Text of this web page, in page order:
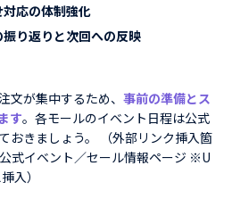
応の体制強化
り返りと次回への反映
文が集中するため、 事前の準備とス
す。各モールのイベント日程は公式
おきましょう。 （外部リンク挿入箇
式イベント／セール情報ページ ※U
入）